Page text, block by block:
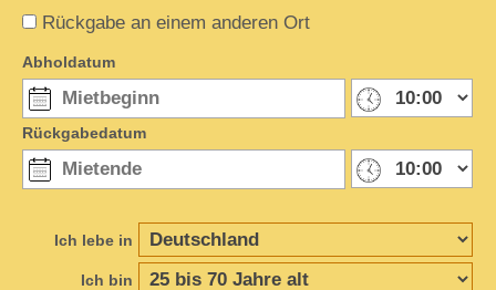
Rückgabe an einem anderen Ort
Abholdatum
Rückgabedatum
Ich lebe in
Ich bin